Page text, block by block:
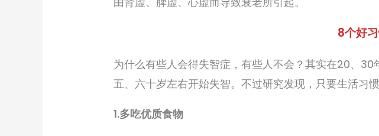
8个好
为什么有些人会得失智症，有些人不会？其实在20、
五、六十岁左右开始失智。不过研究发现，只要生活习
1.多吃优质食物